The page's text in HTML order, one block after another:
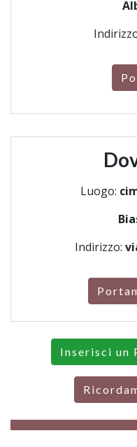
Luogo:
Indirizzo:
Inserisci un